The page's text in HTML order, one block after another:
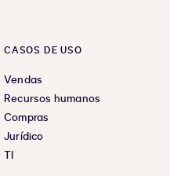
CASOS DE USO
Vendas
Recursos humanos
Compras
Jurídico
TI